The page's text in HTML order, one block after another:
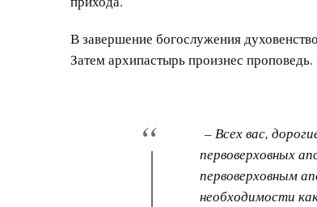
В завершение богослужения
Затем архипастырь произнес проповедь.
– Всех вас,
первоверховных
первоверховным
необходимости